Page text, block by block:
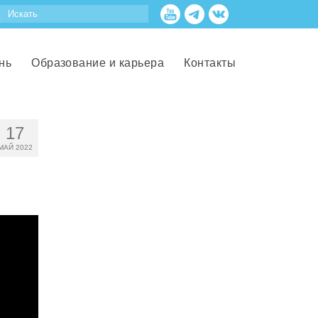
Образование и карьера Контакты
17
2022